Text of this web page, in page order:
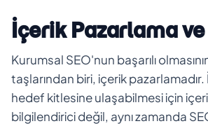
İçerik Pazarlama ve
Kurumsal SEO'nun başarılı
taşlarından biri, içerik
hedef kitlesine ulaşabilmesi için
bilgilendirici değil, aynı zamanda